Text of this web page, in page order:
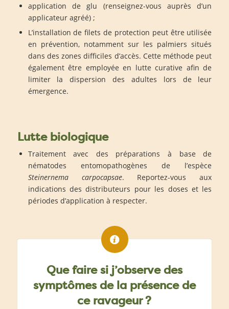
application de glu (renseignez-vous auprès d’un
applicateur agréé) ;
L’installation de filets de protection peut être utilisée
en prévention, notamment sur les palmiers situés
dans des zones difficiles d’accès. Cette méthode peut
également être employée en lutte curative afin de
limiter la dispersion des adultes lors de leur
émergence.
Lutte biologique
Traitement avec des préparations à base de
nématodes entomopathogènes de l’espèce
Steinernema carpocapsae. Reportez-vous aux
indications des distributeurs pour les doses et les
périodes d’application à respecter.
Que faire si j’observe des
symptômes de la présence de
ce ravageur ?